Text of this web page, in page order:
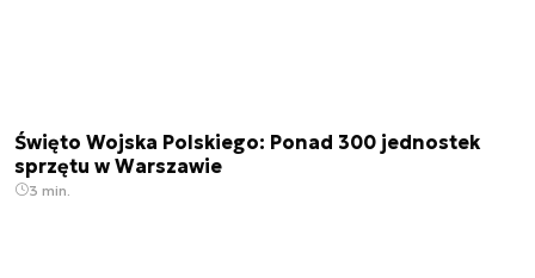
Święto Wojska Polskiego: Ponad 300 jednostek
sprzętu w Warszawie
3 min.